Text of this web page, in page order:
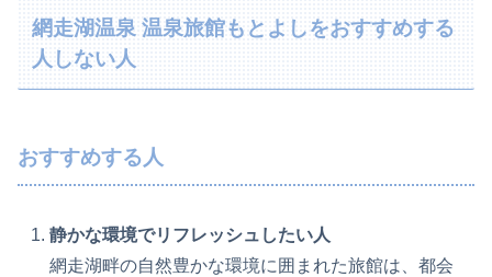
網走湖温泉 温泉旅館もとよしをおすすめする
人しない人
おすすめする人
静かな環境でリフレッシュしたい人
網走湖畔の自然豊かな環境に囲まれた旅館は、都会